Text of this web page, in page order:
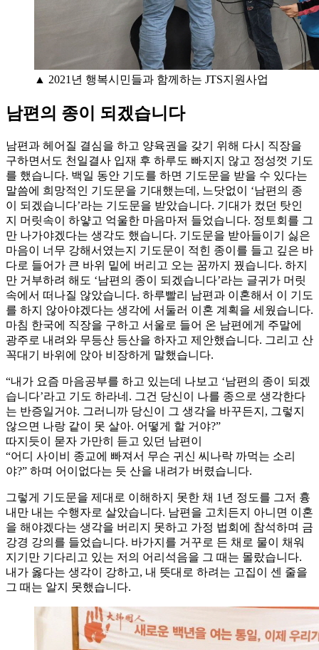
▲ 2021년 행복시민들과 함께하는 JTS지원사업
남편의 종이 되겠습니다
남편과 헤어질 결심을 하고 양육권을 갖기 위해 다시 직장을
구하면서도 천일결사 입재 후 하루도 빠지지 않고 정성껏 기도
를 했습니다. 백일 동안 기도를 하면 기도문을 받을 수 있다는
말씀에 희망적인 기도문을 기대했는데, 느닷없이 ‘남편의 종
이 되겠습니다’라는 기도문을 받았습니다. 기대가 컸던 탓인
지 머릿속이 하얗고 억울한 마음마저 들었습니다. 정토회를 그
만 나가야겠다는 생각도 했습니다. 기도문을 받아들이기 싫은
마음이 너무 강해서였는지 기도문이 적힌 종이를 들고 깊은 바
다로 들어가 큰 바위 밑에 버리고 오는 꿈까지 꿨습니다. 하지
만 거부하려 해도 ‘남편의 종이 되겠습니다’라는 글귀가 머릿
속에서 떠나질 않았습니다. 하루빨리 남편과 이혼해서 이 기도
를 하지 않아야겠다는 생각에 서둘러 이혼 계획을 세웠습니다.
마침 한국에 직장을 구하고 서울로 들어 온 남편에게 주말에
광주로 내려와 무등산 등산을 하자고 제안했습니다. 그리고 산
꼭대기 바위에 앉아 비장하게 말했습니다.
“내가 요즘 마음공부를 하고 있는데 나보고 ‘남편의 종이 되겠
습니다’라고 기도 하라네. 그건 당신이 나를 종으로 생각한다
는 반증일거야. 그러니까 당신이 그 생각을 바꾸든지, 그렇지
않으면 나랑 같이 못 살아. 어떻게 할 거야?”
따지듯이 묻자 가만히 듣고 있던 남편이
“어디 사이비 종교에 빠져서 무슨 귀신 씨나락 까먹는 소리
야?” 하며 어이없다는 듯 산을 내려가 버렸습니다.
그렇게 기도문을 제대로 이해하지 못한 채 1년 정도를 그저 흉
내만 내는 수행자로 살았습니다. 남편을 고치든지 아니면 이혼
을 해야겠다는 생각을 버리지 못하고 가정 법회에 참석하며 금
강경 강의를 들었습니다. 바가지를 거꾸로 든 채로 물이 채워
지기만 기다리고 있는 저의 어리석음을 그 때는 몰랐습니다.
내가 옳다는 생각이 강하고, 내 뜻대로 하려는 고집이 센 줄을
그 때는 알지 못했습니다.